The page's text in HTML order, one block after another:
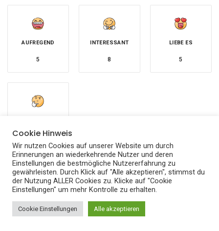
AUFREGEND
5
INTERESSANT
8
LIEBE ES
5
2
Influencer Lifestyle
« ZURÜCK ZUR VORHERIGEN SEITE
Cookie Hinweis
Wir nutzen Cookies auf unserer Website um durch
Erinnerungen an wiederkehrende Nutzer und deren
Einstellungen die bestmögliche Nutzererfahrung zu
gewährleisten. Durch Klick auf "Alle akzeptieren", stimmst du
der Nutzung ALLER Cookies zu. Klicke auf "Cookie
Einstellungen" um mehr Kontrolle zu erhalten.
Cookie Einstellungen Alle akzeptieren